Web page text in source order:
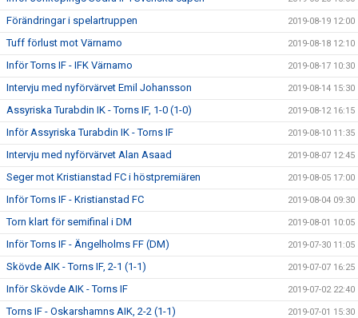
Förändringar i spelartruppen 2019-08-19 12:00
Tuff förlust mot Värnamo 2019-08-18 12:10
Inför Torns IF - IFK Värnamo 2019-08-17 10:30
Intervju med nyförvärvet Emil Johansson 2019-08-14 15:30
Assyriska Turabdin IK - Torns IF, 1-0 (1-0) 2019-08-12 16:15
Inför Assyriska Turabdin IK - Torns IF 2019-08-10 11:35
Intervju med nyförvärvet Alan Asaad 2019-08-07 12:45
Seger mot Kristianstad FC i höstpremiären 2019-08-05 17:00
Inför Torns IF - Kristianstad FC 2019-08-04 09:30
Torn klart för semifinal i DM 2019-08-01 10:05
Inför Torns IF - Ängelholms FF (DM) 2019-07-30 11:05
Skövde AIK - Torns IF, 2-1 (1-1) 2019-07-07 16:25
Inför Skövde AIK - Torns IF 2019-07-02 22:40
Torns IF - Oskarshamns AIK, 2-2 (1-1) 2019-07-01 15:30